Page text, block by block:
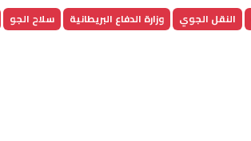
النقل الجوي وزارة الدفاع البريطانية سلاح الجو